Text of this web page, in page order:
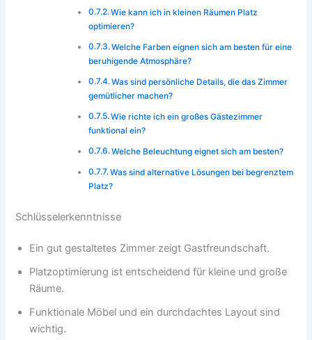
Wie kann ich in kleinen Räumen Platz
optimieren?
Welche Farben eignen sich am besten für eine
beruhigende Atmosphäre?
Was sind persönliche Details, die das Zimmer
gemütlicher machen?
Wie richte ich ein großes Gästezimmer
funktional ein?
Welche Beleuchtung eignet sich am besten?
Was sind alternative Lösungen bei begrenztem
Platz?
Schlüsselerkenntnisse
Ein gut gestaltetes Zimmer zeigt Gastfreundschaft.
Platzoptimierung ist entscheidend für kleine und große
Räume.
Funktionale Möbel und ein durchdachtes Layout sind
wichtig.